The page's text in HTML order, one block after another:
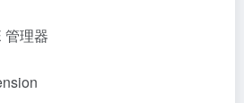
管理器